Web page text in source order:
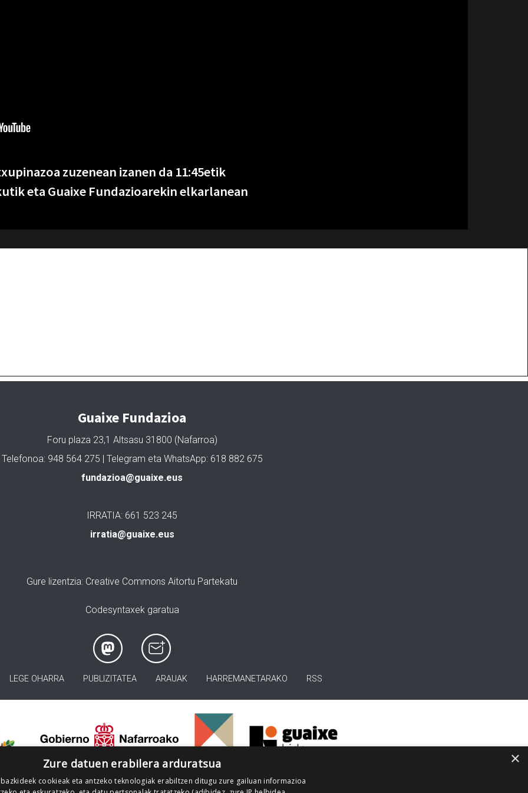
zuzenean izanen da 11:45etik
eta Guaixe Fundazioarekin elkarlanean
Guaixe Fundazioa
Foru plaza 23,1 Altsasu 31800 (Nafarroa)
Telefonoa: 948 564 275 | Telegram eta WhatsApp: 618 882 675
fundazioa@guaixe.eus
IRRATIA: 661 523 245
irratia@guaixe.eus
Gure lizentzia: Creative Commons Aitortu Partekatu
Codesyntaxek garatua
LEGE OHARRA PUBLIZITATEA ARAUAK HARREMANETARAKO RSS
×
Zure datuen erabilera arduratsua
cookieak eta antzeko teknologiak erabiltzen ditugu zure gailuan informazioa